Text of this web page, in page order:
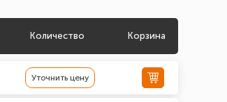
Количество Корзина
Уточнить цену